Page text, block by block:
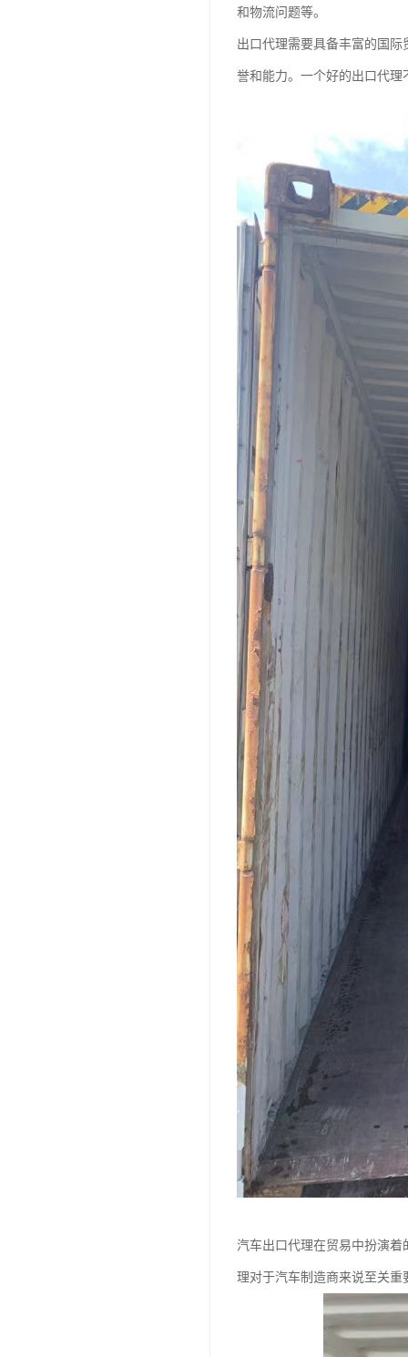
和物流问题等。
出口代理需要具备丰富的国
誉和能力。一个好的出口代
汽车出口代理在贸易中扮演
理对于汽车制造商来说至关